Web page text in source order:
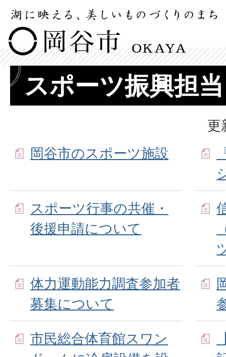
スポーツ振興担当
更
岡谷市のスポーツ施設
スポーツ行事の共催・
後援申請について
体力運動能力調査参加者
募集について
市民総合体育館スワン